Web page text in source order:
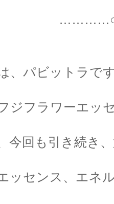
、パビットラで
ジフラワーエッ
今回も引き続き
ッセンス、エネ